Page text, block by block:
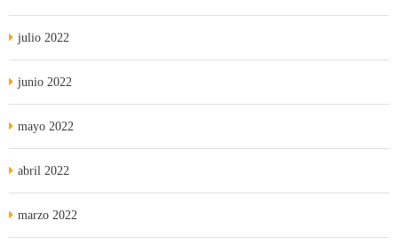
julio 2022
junio 2022
mayo 2022
abril 2022
marzo 2022